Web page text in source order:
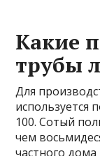
Какие
трубы
Для
используется
100. Сотый
чем
частного дома